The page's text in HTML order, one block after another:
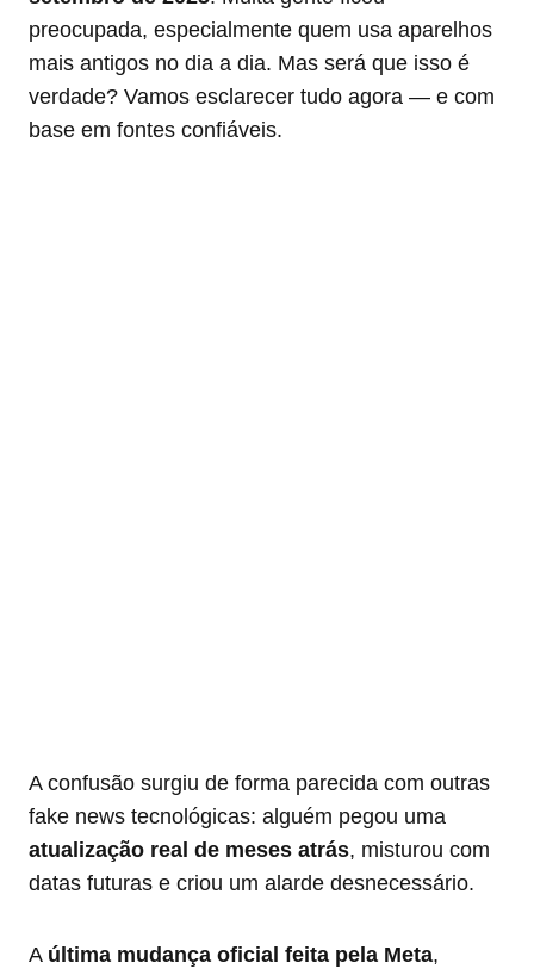
preocupada, especialmente quem usa aparelhos
mais antigos no dia a dia. Mas será que isso é
verdade? Vamos esclarecer tudo agora — e com
base em fontes confiáveis.
A confusão surgiu de forma parecida com outras
fake news tecnológicas: alguém pegou uma
atualização real de meses atrás, misturou com
datas futuras e criou um alarde desnecessário.
A última mudança oficial feita pela Meta,